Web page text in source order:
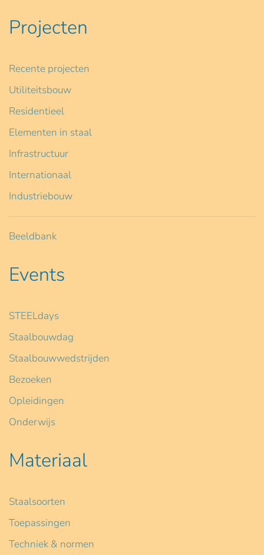
Projecten
Recente projecten
Utiliteitsbouw
Residentieel
Elementen in staal
Infrastructuur
Internationaal
Industriebouw
Beeldbank
Events
STEELdays
Staalbouwdag
Staalbouwwedstrijden
Bezoeken
Opleidingen
Onderwijs
Materiaal
Staalsoorten
Toepassingen
Techniek & normen